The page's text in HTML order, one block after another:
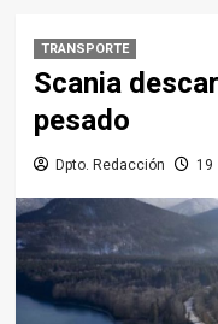
TRANSPORTE
Scania
pesado
Dpto. Redacción 19